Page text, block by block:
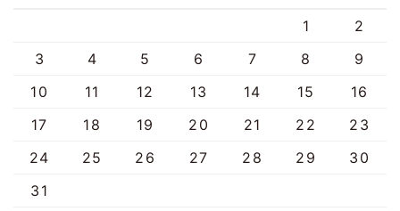
1
2
3
4 5 6 7 8
9
10
11 12 13 14 15
16
17
18 19 20 21 22
23
24
25 26 27 28 29
30
31